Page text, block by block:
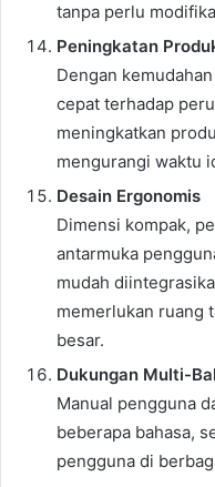
tanpa perlu
Peningkatan
Dengan
cepat terhadap
meningkatkan
mengurangi waktu
Desain Ergonomis
Dimensi kompak,
antarmuka
mudah
memerlukan ruang
besar.
Dukungan Multi-
Manual pengguna
beberapa bahasa,
pengguna di